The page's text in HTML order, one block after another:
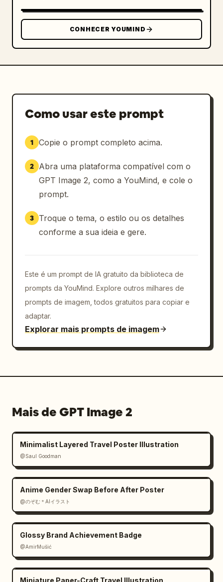
      "style": "fotografia de estilo de
      "angle": "plano médio",
fotorrealista"
    "aesthetic": {
      "theme": "autocuidado, bem-estar,
rotina matinal",
      "color_palette": "brancos suaves, tons
neutros quentes, verdes terrosos",
      "vibe": "limpo, tranquilo, luxuosamente
    }
CONHECER YOUMIND
Como usar este prompt
1 Copie o prompt completo acima.
2
Abra uma plataforma compatível com o
GPT Image 2, como a YouMind, e cole o
prompt.
3
Troque o tema, o estilo ou os detalhes
conforme a sua ideia e gere.
Este é um prompt de IA gratuito da biblioteca de
prompts da YouMind. Explore outros milhares de
prompts de imagem, todos gratuitos para copiar e
adaptar.
Explorar mais prompts de imagem
Mais de GPT Image 2
Minimalist Layered Travel Poster Illustration
@Saul Goodman
Anime Gender Swap Before After Poster
@のぞむ＊AIイラスト
Glossy Brand Achievement Badge
@AmirMušić
Miniature Paper-Craft Travel Illustration